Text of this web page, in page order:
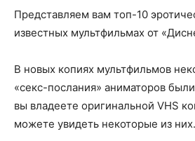
Представляем вам топ-10
известных мультфильмах от
В новых копиях мультфильмов
«секс-послания» аниматоров
вы владеете оригинальной VHS
можете увидеть некоторые из них.